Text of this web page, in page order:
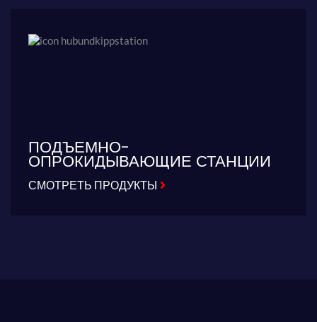
ПОДЪЕМНО-
ОПРОКИДЫВАЮЩИЕ СТАНЦИИ
СМОТРЕТЬ ПРОДУКТЫ